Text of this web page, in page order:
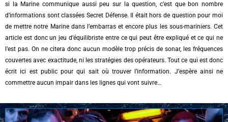
si la Marine communique aussi peu sur la question, c’est que bon nombre
d’informations sont classées Secret Défense. Il était hors de question pour moi
de mettre notre Marine dans l’embarras et encore plus les sous-mariniers. Cet
article est donc un jeu d’équilibriste entre ce qui peut être expliqué et ce qui ne
l’est pas. On ne citera donc aucun modèle trop précis de sonar, les fréquences
couvertes avec exactitude, ni les stratégies des opérateurs. Tout ce qui est donc
écrit ici est public pour qui sait où trouver l’information. J’espère ainsi ne
commettre aucun impair dans les lignes qui vont suivre…